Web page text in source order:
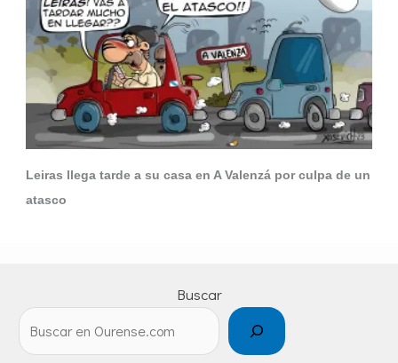
Leiras llega tarde a su casa en A Valenzá por culpa de un
atasco
Buscar